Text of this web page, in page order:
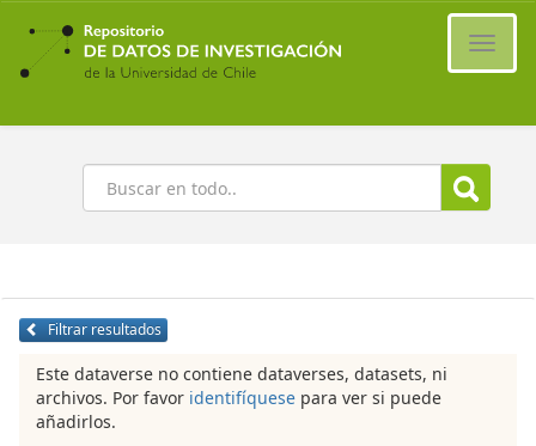
Ir
contenido
principal
Buscar
Filtrar resultados
Este dataverse no contiene dataverses, datasets, ni
archivos. Por favor identifíquese para ver si puede
añadirlos.